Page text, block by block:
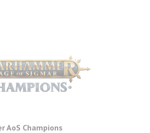
AoS Champions